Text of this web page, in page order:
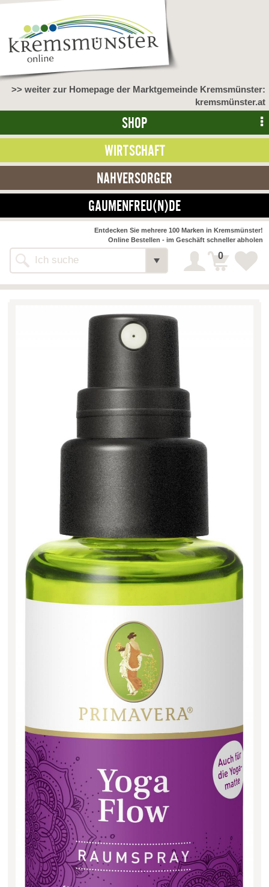
>> weiter zur Homepage der Marktgemeinde Kremsmünster:
kremsmünster.at
SHOP
WIRTSCHAFT
NAHVERSORGER
GAUMENFREU(N)DE
Alle Webseiten
Entdecken Sie mehrere 100 Marken in Kremsmünster!
Online Bestellen - im Geschäft schneller abholen
0
NAHVERSORGER
>> Bauernmarkt << Detail
Bäckerei-Konditorei-Café
Biohof Öllinger Detail
Fleischerei Hüthmayr Detail
Hofladen Hoffelner Detail
Kuglbauer - Familie Bischof Detail
La Toscana Anita Wolf e.U. Detail
Söllradls Naturkostladen Detail
Stiftsgärtnerei Detail
Weinkellerei Stift
Kremsmünster
Detail
Wildkraut Detail
KATEGORIE
Filter zurücksetzen